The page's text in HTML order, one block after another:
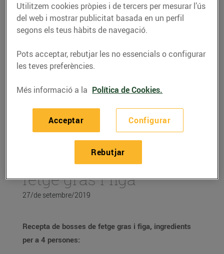
Recepta de bosses de
fetge gras i figa
27/de setembre/2019
Recepta de bosses de fetge gras i figa, ingredients
per a 4 persones:
Utilitzem cookies pròpies i de tercers per mesurar l’ús
del web i mostrar publicitat basada en un perfil
segons els teus hàbits de navegació.
Pots acceptar, rebutjar les no essencials o configurar
les teves preferències.
Més informació a la Política de Cookies.
Configurar
Rebutjar
Acceptar